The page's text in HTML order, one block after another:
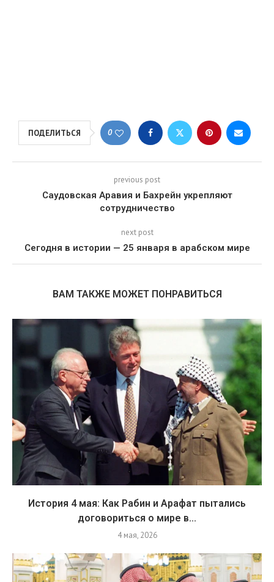
ПОДЕЛИТЬСЯ 0
previous post
Саудовская Аравия и Бахрейн укрепляют
сотрудничество
next post
Сегодня в истории — 25 января в арабском мире
ВАМ ТАКЖЕ МОЖЕТ ПОНРАВИТЬСЯ
История 4 мая: Как Рабин и Арафат пытались
договориться о мире в...
4 мая, 2026